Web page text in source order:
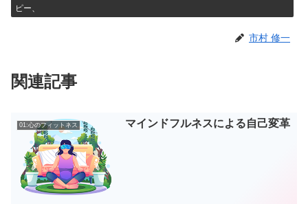
k
ピー、
市村 修一
関連記事
01:心のフィットネス マインドフルネスによる自己変革